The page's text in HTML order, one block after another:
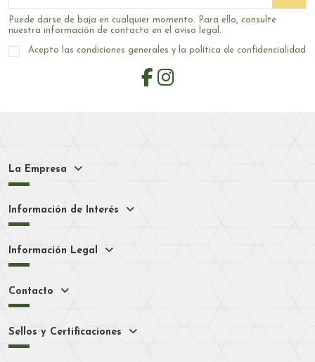
Puede darse de baja en cualquier momento. Para ello, consulte
nuestra información de contacto en el aviso legal.
Acepto las condiciones generales y la política de confidencialidad
La Empresa
Información de Interés
Información Legal
Contacto
Sellos y Certificaciones